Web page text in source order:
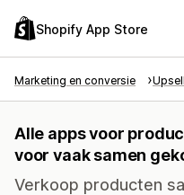
Shopify App Store
Marketing en conversie
Alle apps voor
voor vaak samen
Verkoop producten